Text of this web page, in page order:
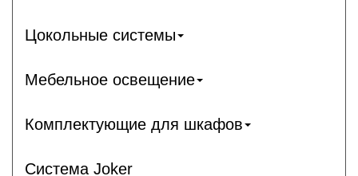
Цокольные системы
Мебельное освещение
Комплектующие для шкафов
Система Joker